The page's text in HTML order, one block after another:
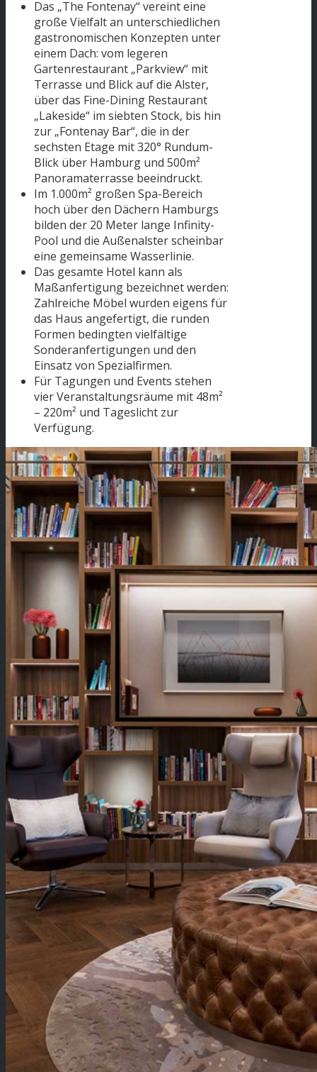
Das „The Fontenay“ vereint eine
große Vielfalt an unterschiedlichen
gastronomischen Konzepten unter
einem Dach: vom legeren
Gartenrestaurant „Parkview“ mit
Terrasse und Blick auf die Alster,
über das Fine-Dining Restaurant
„Lakeside“ im siebten Stock, bis hin
zur „Fontenay Bar“, die in der
sechsten Etage mit 320° Rundum-
Blick über Hamburg und 500m²
Panoramaterrasse beeindruckt.
Im 1.000m² großen Spa-Bereich
hoch über den Dächern Hamburgs
bilden der 20 Meter lange Infinity-
Pool und die Außenalster scheinbar
eine gemeinsame Wasserlinie.
Das gesamte Hotel kann als
Maßanfertigung bezeichnet werden:
Zahlreiche Möbel wurden eigens für
das Haus angefertigt, die runden
Formen bedingten vielfältige
Sonderanfertigungen und den
Einsatz von Spezialfirmen.
Für Tagungen und Events stehen
vier Veranstaltungsräume mit 48m²
– 220m² und Tageslicht zur
Verfügung.